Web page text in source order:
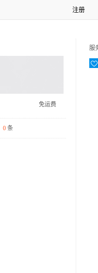
注册
免运费
0 条
服